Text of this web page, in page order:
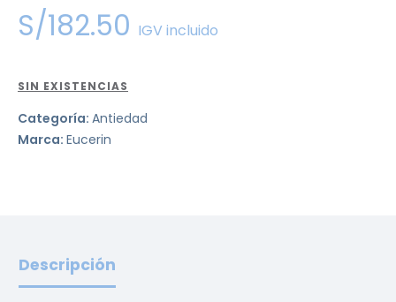
S/182.50 IGV incluido
SIN EXISTENCIAS
Categoría: Antiedad
Marca: Eucerin
Descripción